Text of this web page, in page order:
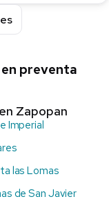
preventa
Zapopan
Imperial
las Lomas
de San Javier